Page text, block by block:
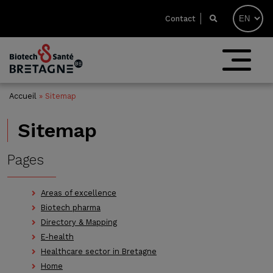
Contact
Accueil » Sitemap
Sitemap
Pages
Areas of excellence
Biotech pharma
Directory & Mapping
E-health
Healthcare sector in Bretagne
Home